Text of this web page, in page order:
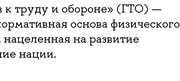
к труду и обороне» (ГТО) —
основа физического
на развитие
нации.